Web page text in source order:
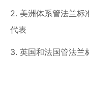
2. 美洲体系管法兰标
代表
3. 英国和法国管法兰